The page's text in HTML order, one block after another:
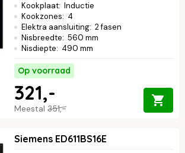
Kookplaat: Inductie
Kookzones: 4
Elektra aansluiting: 2 fasen
Nisbreedte: 560 mm
Nisdiepte: 490 mm
Op voorraad
Meestal 351,-
321,-
Siemens ED611BS16E